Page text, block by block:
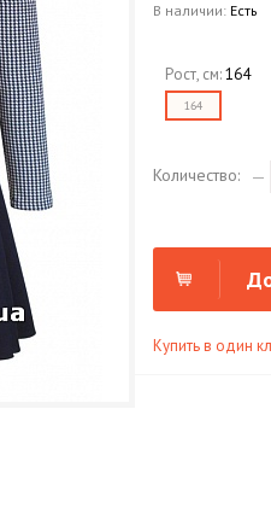
В наличии: Есть
Рост, см:164
164
Количество:
Купить в один